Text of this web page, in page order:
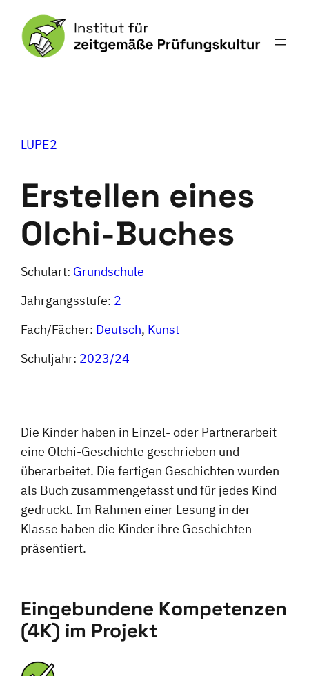
Inhalt
springen
LUPE2
Erstellen eines
Olchi-Buches
Schulart: Grundschule
Jahrgangsstufe: 2
Fach/Fächer: Deutsch, Kunst
Schuljahr: 2023/24
Die Kinder haben in Einzel- oder Partnerarbeit
eine Olchi-Geschichte geschrieben und
überarbeitet. Die fertigen Geschichten wurden
als Buch zusammengefasst und für jedes Kind
gedruckt. Im Rahmen einer Lesung in der
Klasse haben die Kinder ihre Geschichten
präsentiert.
Eingebundene Kompetenzen
(4K) im Projekt